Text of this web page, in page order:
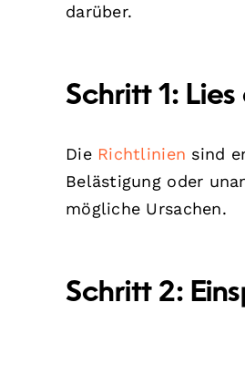
darüber.
Schritt 1:
Die Richtlinien sind
Belästigung oder
mögliche Ursachen.
Schritt 2: